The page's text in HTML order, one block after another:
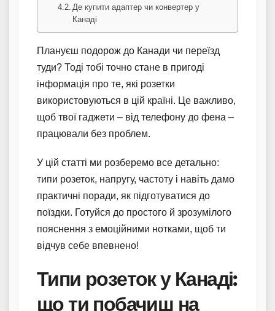
Де купити адаптер чи конвертер у
Канаді
Плануєш подорож до Канади чи переїзд
туди? Тоді тобі точно стане в пригоді
інформація про те, які розетки
використовуються в цій країні. Це важливо,
щоб твої гаджети – від телефону до фена –
працювали без проблем.
У цій статті ми розберемо все детально:
типи розеток, напругу, частоту і навіть дамо
практичні поради, як підготуватися до
поїздки. Готуйся до простого й зрозумілого
пояснення з емоційними нотками, щоб ти
відчув себе впевнено!
Типи розеток у Канаді:
що ти побачиш на